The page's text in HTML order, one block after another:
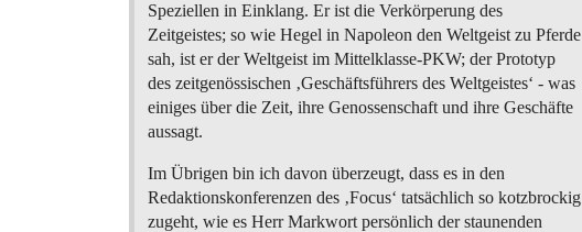
Speziellen in Einklang. Er ist die Verkörperung des
Zeitgeistes; so wie Hegel in Napoleon den Weltgeist zu Pferde
sah, ist er der Weltgeist im Mittelklasse-PKW; der Prototyp
des zeitgenössischen ‚Geschäftsführers des Weltgeistes‘ - was
einiges über die Zeit, ihre Genossenschaft und ihre Geschäfte
aussagt.
Im Übrigen bin ich davon überzeugt, dass es in den
Redaktionskonferenzen des ‚Focus‘ tatsächlich so kotzbrockig
zugeht, wie es Herr Markwort persönlich der staunenden